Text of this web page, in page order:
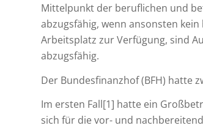
Mittelpunkt der beruflichen und
abzugsfähig, wenn ansonsten
Arbeitsplatz zur Verfügung, sind
abzugsfähig.
Der Bundesfinanzhof (BFH) hatte
Im ersten Fall[1] hatte ein
sich für die vor- und